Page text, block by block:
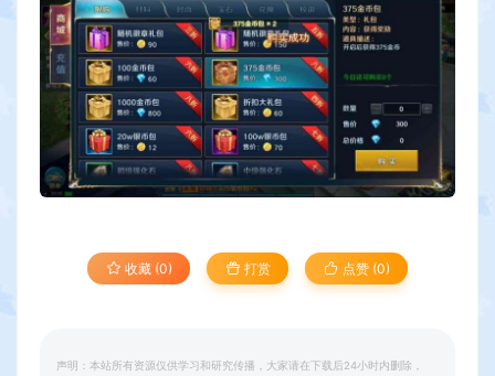
收藏 (0) 打赏 点赞 (0)
声明：本站所有资源仅供学习和研究传播，大家请在下载后24小时内删除，